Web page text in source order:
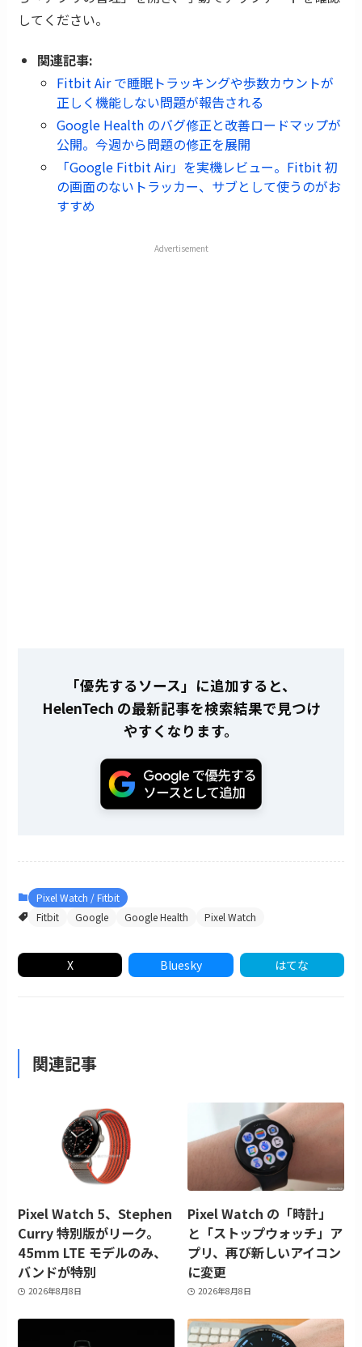
してください。
関連記事:
Fitbit Air で睡眠トラッキングや歩数カウントが
正しく機能しない問題が報告される
Google Health のバグ修正と改善ロードマップが
公開。今週から問題の修正を展開
「Google Fitbit Air」を実機レビュー。Fitbit 初
の画面のないトラッカー、サブとして使うのがお
すすめ
Advertisement
「優先するソース」に追加すると、
HelenTech の最新記事を検索結果で見つけ
やすくなります。
Pixel Watch / Fitbit
Fitbit
Google Google Health Pixel Watch
X Bluesky はてな
関連記事
Pixel Watch 5、Stephen
Curry 特別版がリーク。
45mm LTE モデルのみ、
バンドが特別
2026年8月8日
Pixel Watch の「時計」
と「ストップウォッチ」ア
プリ、再び新しいアイコン
に変更
2026年8月8日